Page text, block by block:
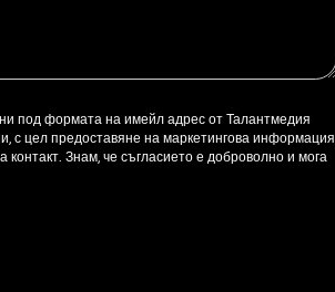
под формата на имейл адрес от Талантмедия
с цел предоставяне на маркетингова информация
Знам, че съгласието е доброволно и мога